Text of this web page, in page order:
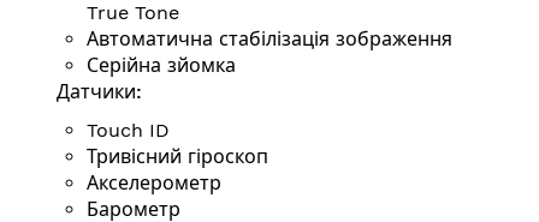
True Tone
Автоматична стабілізація зображення
Серійна зйомка
Датчики:
Touch ID
Тривісний гіроскоп
Аксе­ле­ро­метр
Барометр